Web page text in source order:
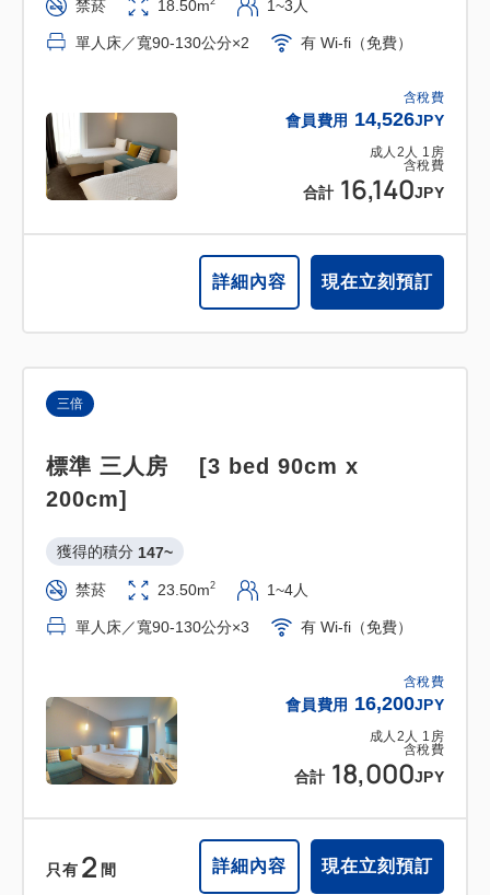
含稅費
會員費用 14,526JPY
成人 2 人 1 房
含稅費
合計 16,140JPY
禁菸 18.50m 1~3人
單人床／寬90-130公分×2 有 Wi-fi（免費）
詳細內容 現在立刻預訂
含稅費
會員費用 16,200JPY
成人 2 人 1 房
含稅費
合計 18,000JPY
三倍
標準 三人房 [3 bed 90cm x
200cm]
獲得的積分 147~
禁菸 23.50m2 1~4人
單人床／寬90-130公分×3 有 Wi-fi（免費）
只有 2 間 詳細內容 現在立刻預訂